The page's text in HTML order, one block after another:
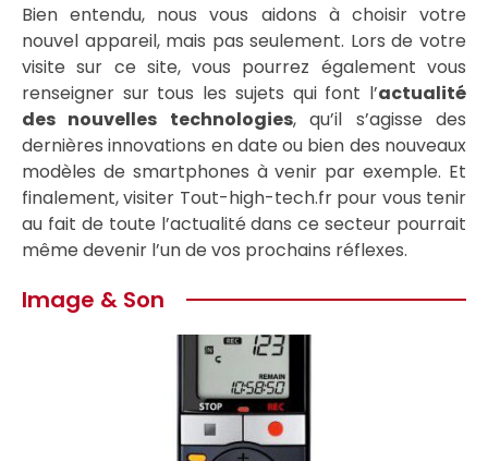
Bien entendu, nous vous aidons à choisir votre
nouvel appareil, mais pas seulement. Lors de votre
visite sur ce site, vous pourrez également vous
renseigner sur tous les sujets qui font l’actualité
des nouvelles technologies, qu’il s’agisse des
dernières innovations en date ou bien des nouveaux
modèles de smartphones à venir par exemple. Et
finalement, visiter Tout-high-tech.fr pour vous tenir
au fait de toute l’actualité dans ce secteur pourrait
même devenir l’un de vos prochains réflexes.
Image & Son